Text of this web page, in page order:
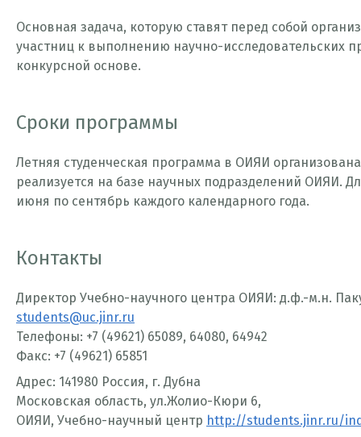
Основная задача, которую ставят перед собой
участниц к выполнению научно-исследовательских
конкурсной основе.
Сроки программы
Летняя студенческая программа в ОИЯИ
реализуется на базе научных подразделений ОИЯИ.
июня по сентябрь каждого календарного года.
Контакты
Директор Учебно-научного центра ОИЯИ: д.ф.-м.н.
students@uc.jinr.ru
Телефоны: +7 (49621) 65089, 64080, 64942
Факс: +7 (49621) 65851
Адрес: 141980 Россия, г. Дубна
Московская область, ул.Жолио-Кюри 6,
ОИЯИ, Учебно-научный центр http://students.jinr.ru/